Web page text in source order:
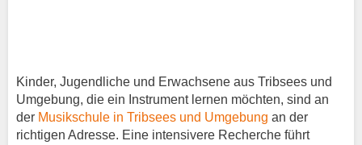
Kinder, Jugendliche und Erwachsene aus Tribsees und
Umgebung, die ein Instrument lernen möchten, sind an
der Musikschule in Tribsees und Umgebung an der
richtigen Adresse. Eine intensivere Recherche führt